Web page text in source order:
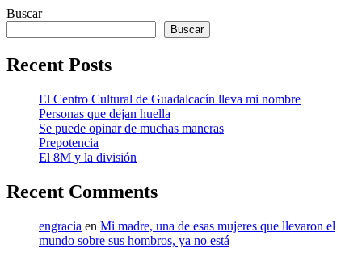
Buscar
Buscar
Recent Posts
El Centro Cultural de Guadalcacín lleva mi nombre
Personas que dejan huella
Se puede opinar de muchas maneras
Prepotencia
El 8M y la división
Recent Comments
engracia en Mi madre, una de esas mujeres que llevaron el
mundo sobre sus hombros, ya no está